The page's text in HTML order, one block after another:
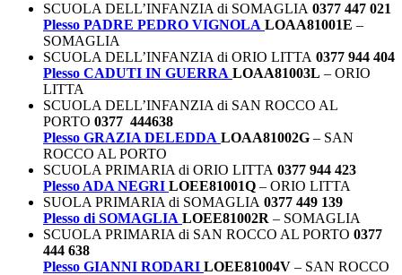
SCUOLA DELL’INFANZIA di SOMAGLIA 0377 447 021
Plesso PADRE PEDRO VIGNOLA LOAA81001E –
SOMAGLIA
SCUOLA DELL’INFANZIA di ORIO LITTA 0377 944 404
Plesso CADUTI IN GUERRA LOAA81003L – ORIO
LITTA
SCUOLA DELL’INFANZIA di SAN ROCCO AL
PORTO 0377 444638
Plesso GRAZIA DELEDDA LOAA81002G – SAN
ROCCO AL PORTO
SCUOLA PRIMARIA di ORIO LITTA 0377 944 423
Plesso ADA NEGRI LOEE81001Q – ORIO LITTA
SUOLA PRIMARIA di SOMAGLIA 0377 449 139
Plesso di SOMAGLIA LOEE81002R – SOMAGLIA
SCUOLA PRIMARIA di SAN ROCCO AL PORTO 0377
444 638
Plesso GIANNI RODARI LOEE81004V – SAN ROCCO